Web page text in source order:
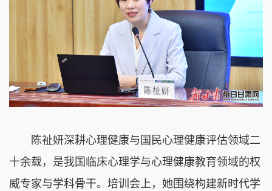
陈祉妍深耕心理健康与国民心理健康评估领域二
十余载，是我国临床心理学与心理健康教育领域的权
威专家与学科骨干。培训会上，她围绕构建新时代学